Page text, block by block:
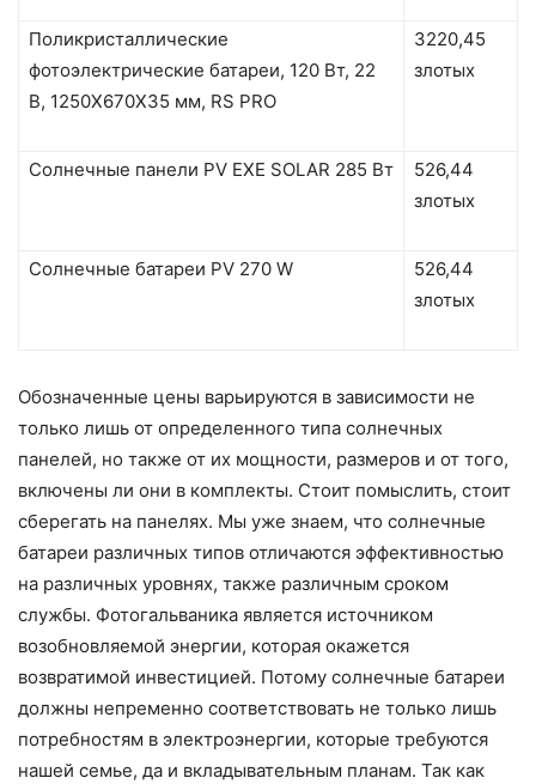
Поликристаллические
фотоэлектрические батареи, 120 Вт, 22
В, 1250X670X35 мм, RS PRO
3220,45
злотых
Солнечные панели PV EXE SOLAR 285 Вт
526,44
злотых
Солнечные батареи PV 270 W
526,44
злотых
Обозначенные цены варьируются в зависимости не
только лишь от определенного типа солнечных
панелей, но также от их мощности, размеров и от того,
включены ли они в комплекты. Стоит помыслить, стоит
сберегать на панелях. Мы уже знаем, что солнечные
батареи различных типов отличаются эффективностью
на различных уровнях, также различным сроком
службы. Фотогальваника является источником
возобновляемой энергии, которая окажется
возвратимой инвестицией. Потому солнечные батареи
должны непременно соответствовать не только лишь
потребностям в электроэнергии, которые требуются
нашей семье, да и вкладывательным планам. Так как